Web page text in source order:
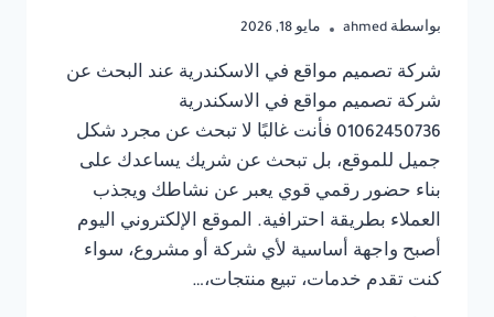
بواسطة ahmed مايو 18, 2026
شركة تصميم مواقع في الاسكندرية عند البحث عن
شركة تصميم مواقع في الاسكندرية
01062450736 فأنت غالبًا لا تبحث عن مجرد شكل
جميل للموقع، بل تبحث عن شريك يساعدك على
بناء حضور رقمي قوي يعبر عن نشاطك ويجذب
العملاء بطريقة احترافية. الموقع الإلكتروني اليوم
أصبح واجهة أساسية لأي شركة أو مشروع، سواء
كنت تقدم خدمات، تبيع منتجات،…